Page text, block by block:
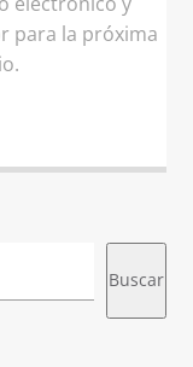
para la próxima
Buscar